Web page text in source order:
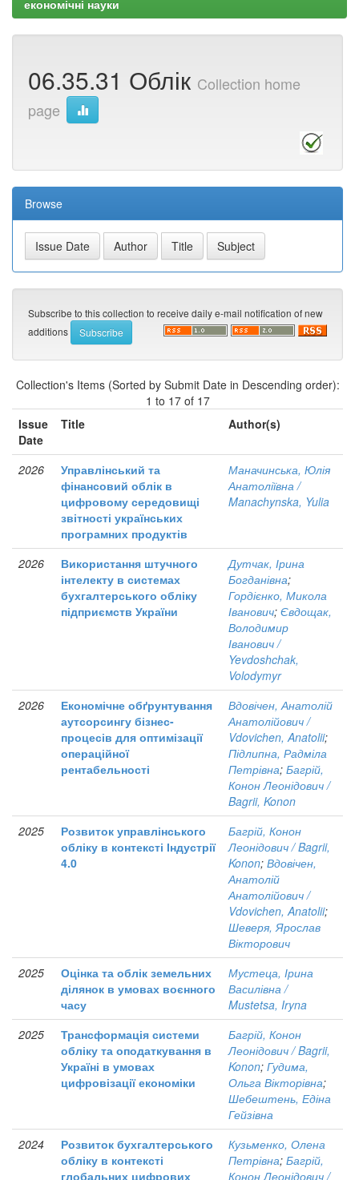
економічні науки
06.35.31 Облік Collection home
page
Browse
Subscribe to this collection to receive daily e-mail notification of new
additions
Collection's Items (Sorted by Submit Date in Descending order):
1 to 17 of 17
Issue
Date
Title Author(s)
2026
Управлінський та
фінансовий облік в
цифровому середовищі
звітності українських
програмних продуктів
Маначинська, Юлія
Анатоліївна /
Manachynska, Yulia
2026
Використання штучного
інтелекту в системах
бухгалтерського обліку
підприємств України
Дутчак, Ірина
Богданівна;
Гордієнко, Микола
Іванович; Євдощак,
Володимир
Іванович /
Yevdoshchak,
Volodymyr
2026
Економічне обґрунтування
аутсорсингу бізнес-
процесів для оптимізації
операційної
рентабельності
Вдовічен, Анатолій
Анатолійович /
Vdovichen, Anatolii;
Підлипна, Радміла
Петрівна; Багрій,
Конон Леонідович /
Bagrii, Konon
2025
Розвиток управлінського
обліку в контексті Індустрії
4.0
Багрій, Конон
Леонідович / Bagrii,
Konon; Вдовічен,
Анатолій
Анатолійович /
Vdovichen, Anatolii;
Шеверя, Ярослав
Вікторович
2025
Оцінка та облік земельних
ділянок в умовах воєнного
часу
Мустеца, Ірина
Василівна /
Mustetsa, Iryna
2025
Трансформація системи
обліку та оподаткування в
Україні в умовах
цифровізації економіки
Багрій, Конон
Леонідович / Bagrii,
Konon; Гудима,
Ольга Вікторівна;
Шебештень, Едіна
Гейзівна
2024
Розвиток бухгалтерського
обліку в контексті
глобальних цифрових
Кузьменко, Олена
Петрівна; Багрій,
Конон Леонідович /